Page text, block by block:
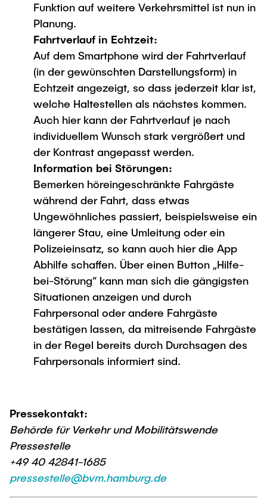
Funktion auf weitere Verkehrsmittel ist nun in
Planung.
Fahrtverlauf in Echtzeit:
Auf dem Smartphone wird der Fahrtverlauf
(in der gewünschten Darstellungsform) in
Echtzeit angezeigt, so dass jederzeit klar ist,
welche Haltestellen als nächstes kommen.
Auch hier kann der Fahrtverlauf je nach
individuellem Wunsch stark vergrößert und
der Kontrast angepasst werden.
Information bei Störungen:
Bemerken höreingeschränkte Fahrgäste
während der Fahrt, dass etwas
Ungewöhnliches passiert, beispielsweise ein
längerer Stau, eine Umleitung oder ein
Polizeieinsatz, so kann auch hier die App
Abhilfe schaffen. Über einen Button „Hilfe-
bei-Störung“ kann man sich die gängigsten
Situationen anzeigen und durch
Fahrpersonal oder andere Fahrgäste
bestätigen lassen, da mitreisende Fahrgäste
in der Regel bereits durch Durchsagen des
Fahrpersonals informiert sind.
Pressekontakt:
Behörde für Verkehr und Mobilitätswende
Pressestelle
+49 40 42841-1685
pressestelle@bvm.hamburg.de